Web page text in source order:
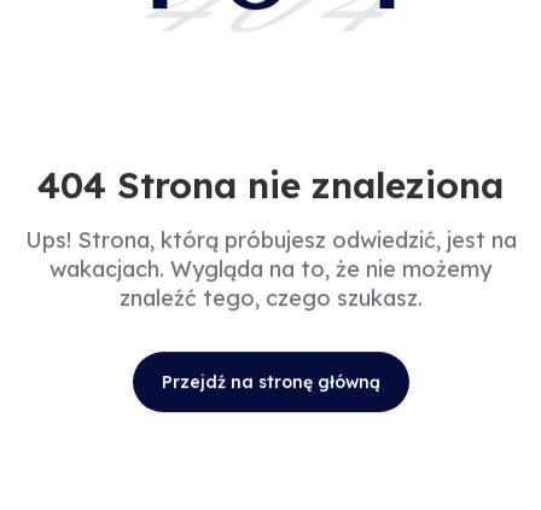
404 Strona nie znaleziona
Ups! Strona, którą próbujesz odwiedzić, jest na
wakacjach. Wygląda na to, że nie możemy
znaleźć tego, czego szukasz.
Przejdź na stronę główną